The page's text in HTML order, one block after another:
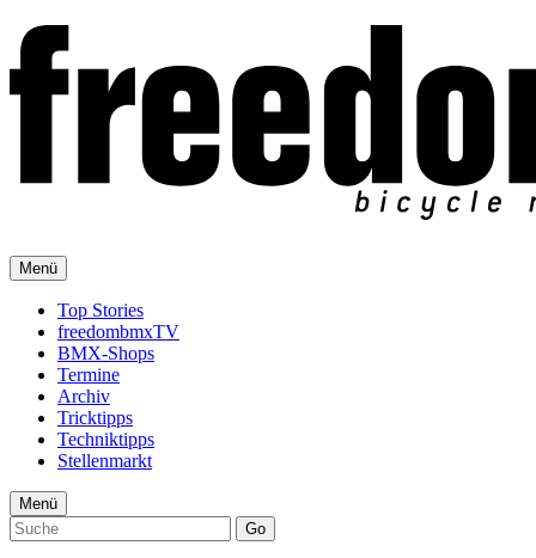
Menü
Top Stories
freedombmxTV
BMX-Shops
Termine
Archiv
Tricktipps
Techniktipps
Stellenmarkt
Menü
Go